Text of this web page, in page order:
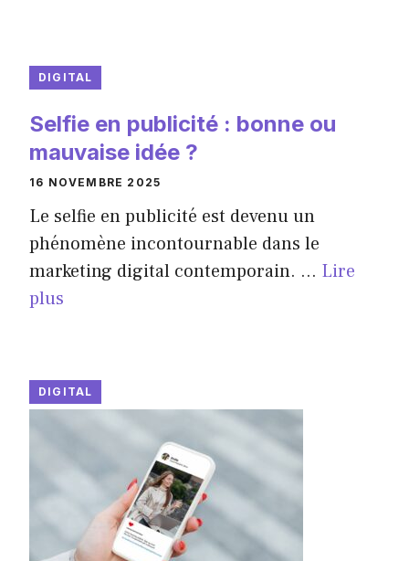
DIGITAL
Selfie en publicité : bonne ou
mauvaise idée ?
16 NOVEMBRE 2025
Le selfie en publicité est devenu un
phénomène incontournable dans le
marketing digital contemporain. ... Lire
plus
DIGITAL